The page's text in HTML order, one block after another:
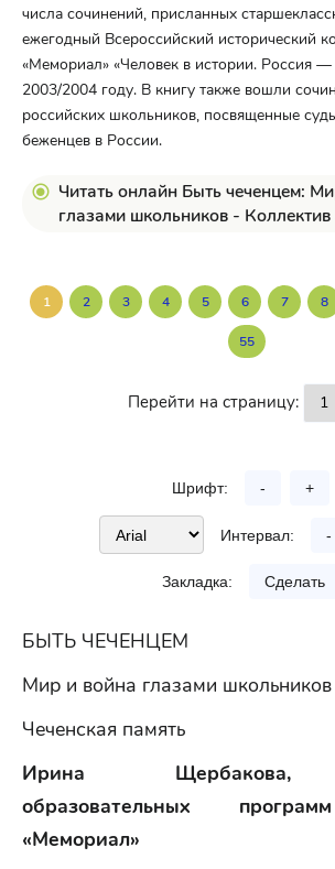
числа сочинений, присланных
ежегодный Всероссийский исторический
«Мемориал» «Человек в истории. Россия —
2003/2004 году. В книгу также вошли
российских школьников, посвященные
беженцев в России.
Читать онлайн Быть чеченцем:
глазами школьников - Коллектив
1 2 3 4 5 6 7 8
55
Перейти на страницу:
Шрифт: - +
Интервал: -
Закладка: Сделать
БЫТЬ ЧЕЧЕНЦЕМ
Мир и война глазами школьников
Чеченская память
Ирина Щербакова,
образовательных
«Мемориал»